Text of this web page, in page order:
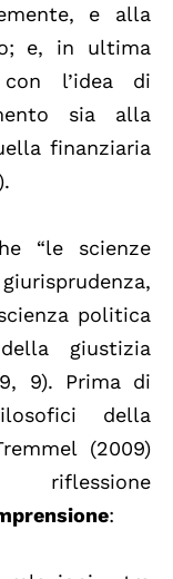
e alla
e, in ultima
l’idea di
sia alla
finanziaria
“le scienze
politica
giustizia
9). Prima di
della
(2009)
: